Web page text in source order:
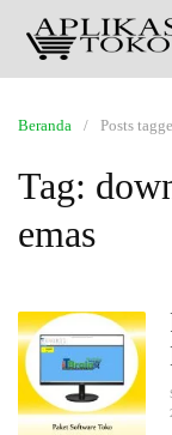
Beranda Posts
Tag:
emas